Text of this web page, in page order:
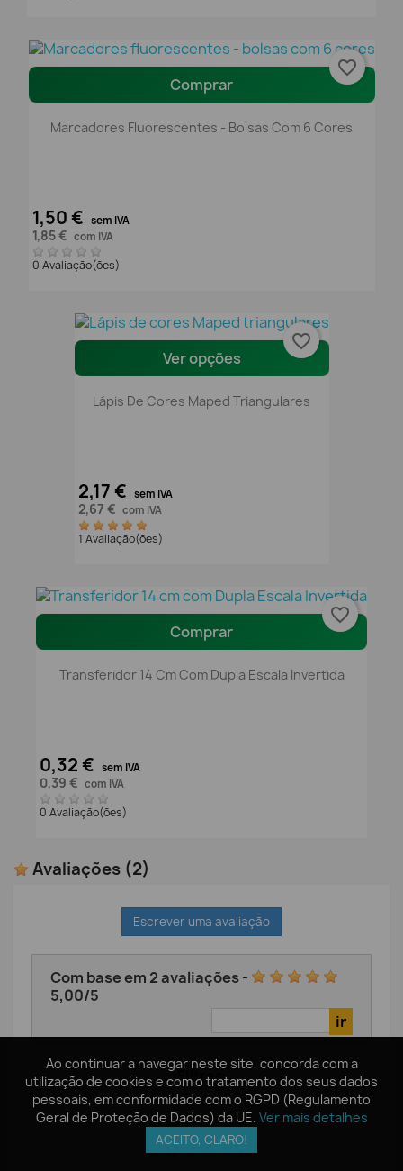
Ao continuar a navegar neste site, concorda com a
utilização de cookies e com o tratamento dos seus dados
pessoais, em conformidade com o RGPD (Regulamento
Geral de Proteção de Dados) da UE. Ver mais detalhes
ACEITO, CLARO!
Comprar
Marcadores Fluorescentes - Bolsas Com 6 Cores
1,50 € sem IVA
1,85 € com IVA
0 Avaliação(ões)
favorite_border
Ver opções
Lápis De Cores Maped Triangulares
2,17 € sem IVA
2,67 € com IVA
1 Avaliação(ões)
favorite_border
Comprar
Transferidor 14 Cm Com Dupla Escala Invertida
0,32 € sem IVA
0,39 € com IVA
0 Avaliação(ões)
favorite_border
Avaliações (2)
Escrever uma avaliação
Com base em 2avaliações-
5,00/5
Filtrar:
(2)
(0)
(0)
Ao continuar a navegar neste site, concorda com a
utilização de cookies e com o tratamento dos seus dados
pessoais, em conformidade com o RGPD (Regulamento
Geral de Proteção de Dados) da UE. Ver mais detalhes
ACEITO, CLARO!